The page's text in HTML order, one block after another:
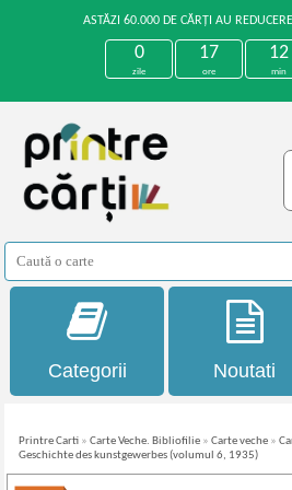
ASTĂZI 60.000 DE CĂRȚI AU
0
zile
17
ore
12
min
Categorii Noutati
Printre Carti »Carte Veche. Bibliofilie »Carte veche »
Geschichte des kunstgewerbes (volumul 6, 1935)